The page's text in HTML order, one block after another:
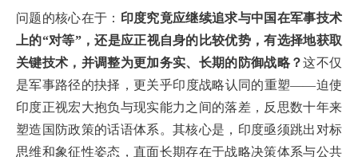
问题的核心在于：
印度究竟应继续追求与中国在军事技术
上的“对等”，还是应正视自身的比较优势，有选择地获取
关键技术，并调整为更加务实、长期的防御战略？这不仅
是军事路径的抉择，更关乎印度战略认同的重塑——迫使
印度正视宏大抱负与现实能力之间的落差，反思数十年来
塑造国防政策的话语体系。其核心是，印度亟须跳出对标
思维和象征性姿态，直面长期存在于战略决策体系与公共